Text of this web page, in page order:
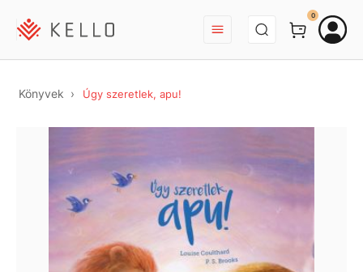
BEJELENTKEZÉS
0
Könyvek Úgy szeretlek, apu!